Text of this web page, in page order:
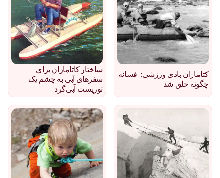
کتاماران بادی ورزشی: افسانه
چگونه خلق شد
ساختار کاتاماران برای
سفرهای آبی به چشم یک
توریست آبی‌گرد